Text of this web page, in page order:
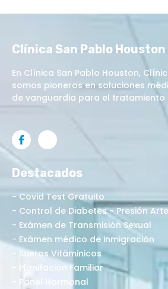
Clínica San Pablo Houston
En Clínica San Pablo Houston,
somos pioneros en soluciones
de vanguardia para el tratamiento
Destacados
- Covid Test Gratuito
- Control de Diabetes - Presión
- Exámen de Transmisión Sexual
- Exámen médico de inmigración
- Sueros Vitáminicos
- Planifación Familiar
- Panel Hormonal